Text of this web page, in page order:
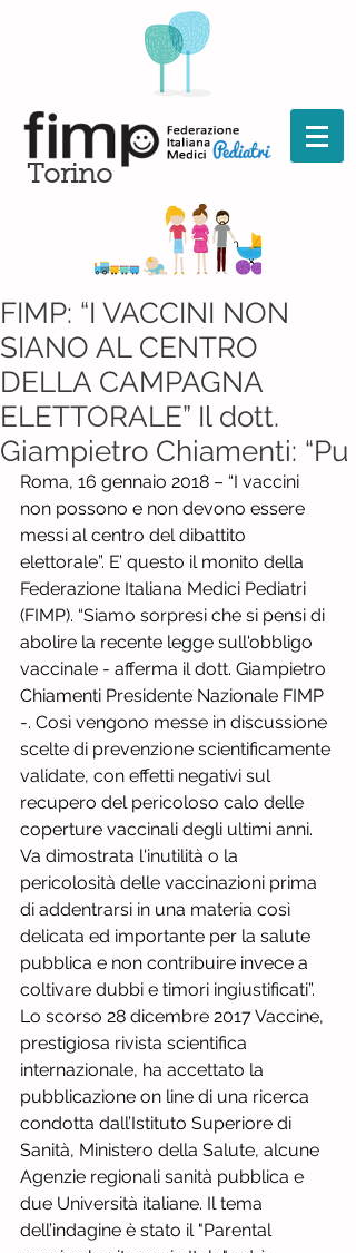
Torino
FIMP: “I VACCINI NON
SIANO AL CENTRO
DELLA CAMPAGNA
ELETTORALE” Il dott.
Giampietro Chiamenti: “Pu
Roma, 16 gennaio 2018 – “I vaccini
non possono e non devono essere
messi al centro del dibattito
elettorale”. E’ questo il monito della
Federazione Italiana Medici Pediatri
(FIMP). “Siamo sorpresi che si pensi di
abolire la recente legge sull'obbligo
vaccinale - afferma il dott. Giampietro
Chiamenti Presidente Nazionale FIMP
-. Così vengono messe in discussione
scelte di prevenzione scientificamente
validate, con effetti negativi sul
recupero del pericoloso calo delle
coperture vaccinali degli ultimi anni.
Va dimostrata l'inutilità o la
pericolosità delle vaccinazioni prima
di addentrarsi in una materia così
delicata ed importante per la salute
pubblica e non contribuire invece a
coltivare dubbi e timori ingiustificati”.
Lo scorso 28 dicembre 2017 Vaccine,
prestigiosa rivista scientifica
internazionale, ha accettato la
pubblicazione on line di una ricerca
condotta dall’Istituto Superiore di
Sanità, Ministero della Salute, alcune
Agenzie regionali sanità pubblica e
due Università italiane. Il tema
dell’indagine è stato il "Parental